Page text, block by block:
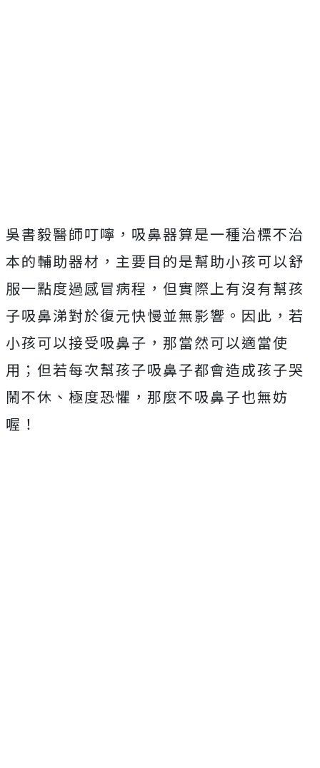
吳書毅醫師叮嚀，吸鼻器算是一種治標不治
本的輔助器材，主要目的是幫助小孩可以舒
服一點度過感冒病程，但實際上有沒有幫孩
子吸鼻涕對於復元快慢並無影響。因此，若
小孩可以接受吸鼻子，那當然可以適當使
用；但若每次幫孩子吸鼻子都會造成孩子哭
鬧不休、極度恐懼，那麼不吸鼻子也無妨
喔！